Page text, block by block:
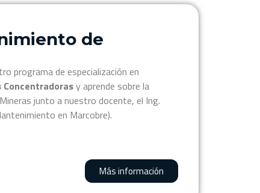
de
programa de especialización en
y aprende sobre la
junto a nuestro docente, el Ing.
en Marcobre).
Más información